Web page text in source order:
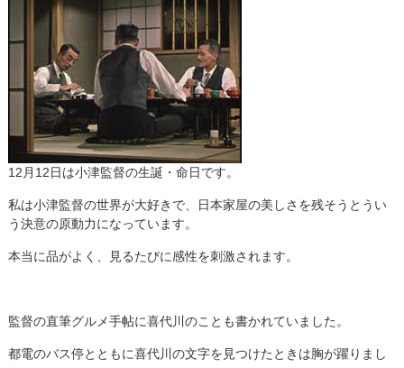
12月12日は小津監督の生誕・命日です。
私は小津監督の世界が大好きで、日本家屋の美しさを残そうとうい
う決意の原動力になっています。
本当に品がよく、見るたびに感性を刺激されます。
監督の直筆グルメ手帖に喜代川のことも書かれていました。
都電のバス停とともに喜代川の文字を見つけたときは胸が躍りまし